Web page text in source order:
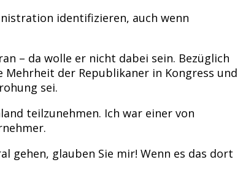
identifizieren, auch wenn
– da wolle er nicht dabei sein. Bezüglich
der Republikaner in Kongress und
sei.
teilzunehmen. Ich war einer von
gehen, glauben Sie mir! Wenn es das dort